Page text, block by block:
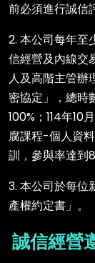
前必須進行誠信
2. 本公司每年至
信經營及內線交
人及高階主管辦
密協定」，總時
100%；114年10
腐課程-個人資
訓，參與率達到
3. 本公司於每位
產權約定書」。
誠信經營